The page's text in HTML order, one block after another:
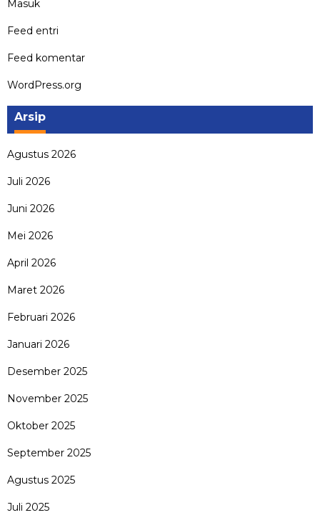
Masuk
Feed entri
Feed komentar
WordPress.org
Arsip
Agustus 2026
Juli 2026
Juni 2026
Mei 2026
April 2026
Maret 2026
Februari 2026
Januari 2026
Desember 2025
November 2025
Oktober 2025
September 2025
Agustus 2025
Juli 2025